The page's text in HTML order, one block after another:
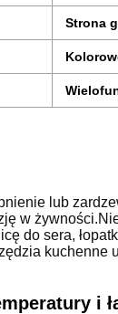
Strona
lub
w
do sera,
kuchenne
i